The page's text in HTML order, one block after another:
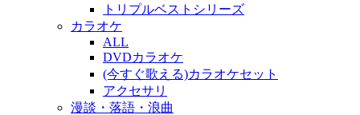
トリプルベストシリーズ
カラオケ
ALL
DVDカラオケ
(今すぐ歌える)カラオケセット
アクセサリ
漫談・落語・浪曲